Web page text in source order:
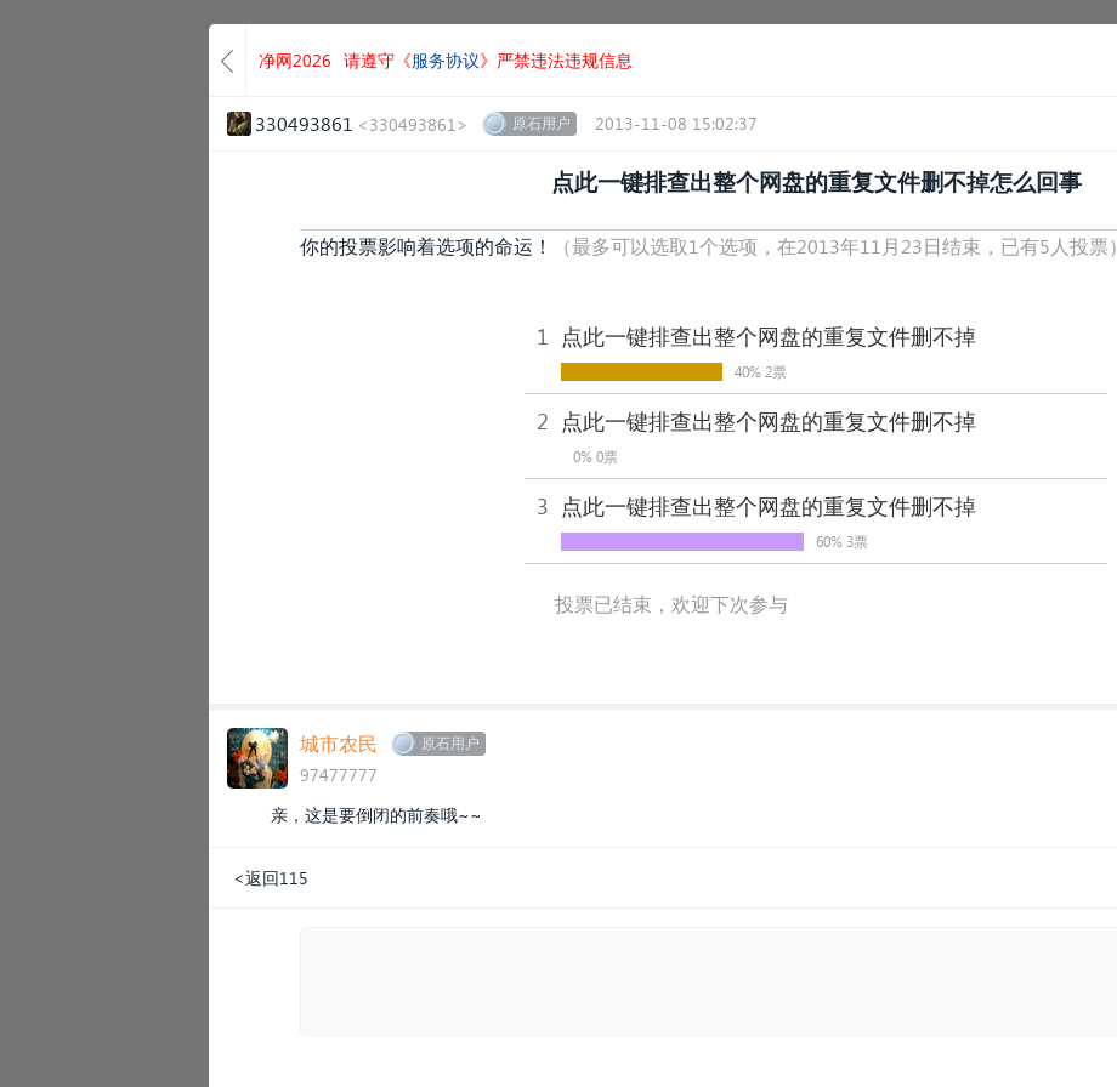
净网2026 请遵守《服务协议》严禁违法违规信息
330493861 <330493861> 原石用户 2013-11-08 15:02:37
点此一键排查出整个网盘的重复文件删不掉怎么回事
你的投票影响着选项的命运！ （最多可以选取1个选项，在2013年11月23日结束，已有5人投票）
1 点此一键排查出整个网盘的重复文件删不掉
40% 2票
2 点此一键排查出整个网盘的重复文件删不掉
0% 0票
3 点此一键排查出整个网盘的重复文件删不掉
60% 3票
投票已结束，欢迎下次参与
城市农民 原石用户
97477777
亲，这是要倒闭的前奏哦~~
<返回115